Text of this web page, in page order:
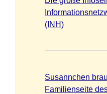
(INH)
Susannchen
Familienseite